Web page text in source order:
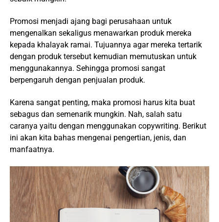
Promosi menjadi ajang bagi perusahaan untuk
mengenalkan sekaligus menawarkan produk mereka
kepada khalayak ramai. Tujuannya agar mereka tertarik
dengan produk tersebut kemudian memutuskan untuk
menggunakannya. Sehingga promosi sangat
berpengaruh dengan penjualan produk.
Karena sangat penting, maka promosi harus kita buat
sebagus dan semenarik mungkin. Nah, salah satu
caranya yaitu dengan menggunakan copywriting. Berikut
ini akan kita bahas mengenai pengertian, jenis, dan
manfaatnya.